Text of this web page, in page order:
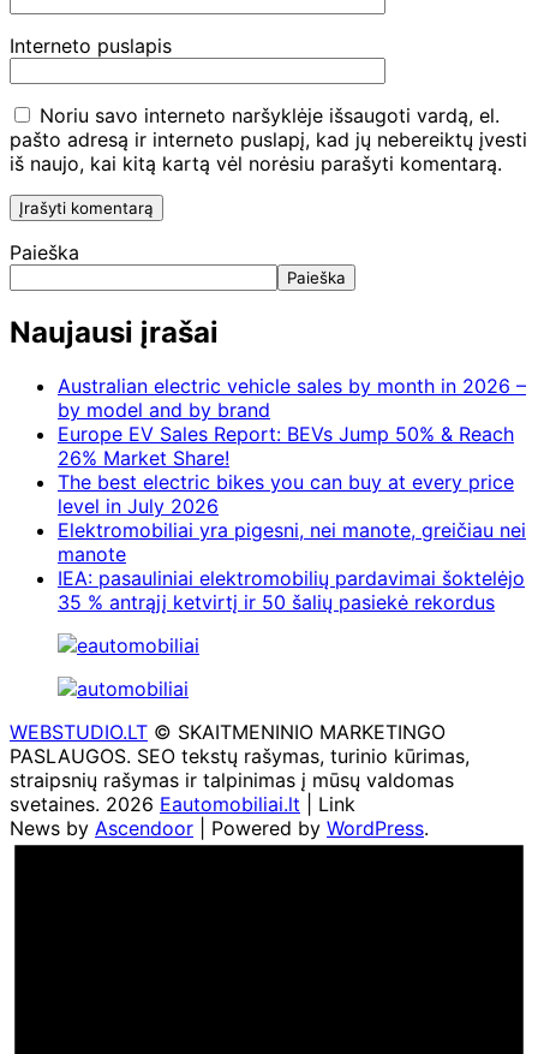
Interneto puslapis
Noriu savo interneto naršyklėje išsaugoti vardą, el.
pašto adresą ir interneto puslapį, kad jų nebereiktų įvesti
iš naujo, kai kitą kartą vėl norėsiu parašyti komentarą.
Paieška
Paieška
Naujausi įrašai
Australian electric vehicle sales by month in 2026 –
by model and by brand
Europe EV Sales Report: BEVs Jump 50% & Reach
26% Market Share!
The best electric bikes you can buy at every price
level in July 2026
Elektromobiliai yra pigesni, nei manote, greičiau nei
manote
IEA: pasauliniai elektromobilių pardavimai šoktelėjo
35 % antrąjį ketvirtį ir 50 šalių pasiekė rekordus
WEBSTUDIO.LT © SKAITMENINIO MARKETINGO
PASLAUGOS. SEO tekstų rašymas, turinio kūrimas,
straipsnių rašymas ir talpinimas į mūsų valdomas
svetaines. 2026 Eautomobiliai.lt | Link
News by Ascendoor | Powered by WordPress.